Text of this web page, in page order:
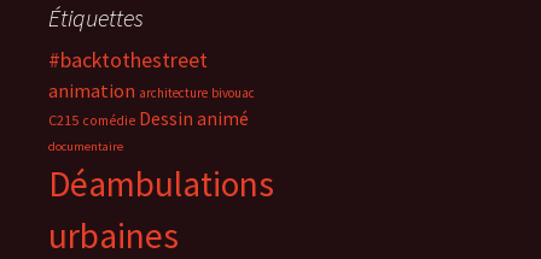
Étiquettes
#backtothestreet
animation architecture bivouac
C215 comédie Dessin animé
documentaire
Déambulations
urbaines